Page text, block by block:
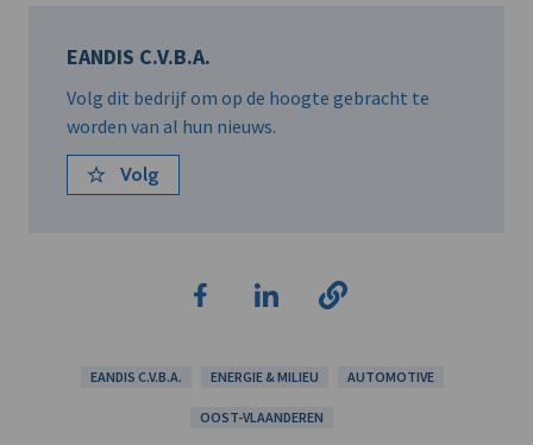
EANDIS C.V.B.A.
Volg dit bedrijf om op de hoogte gebracht te
worden van al hun nieuws.
Volg
EANDIS C.V.B.A. ENERGIE & MILIEU AUTOMOTIVE
OOST-VLAANDEREN